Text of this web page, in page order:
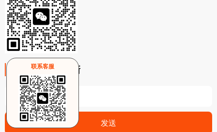
注册电子邮件更新
Email
发送
联系客服